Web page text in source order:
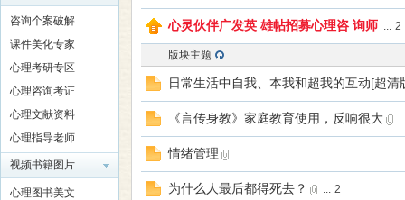
咨询个案破解
课件美化专家
心理考研专区
心理咨询考证
心理文献资料
心理指导老师
视频书籍图片
心理图书美文
心灵伙伴广发英 雄帖招募心理咨 询师 ... 2
版块主题
日常生活中自我、本我和超我的互动[超清
《言传身教》家庭教育使用，反响很大
情绪管理
为什么人最后都得死去？ ... 2